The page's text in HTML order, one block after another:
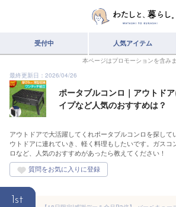
受付中 人気アイテム
本ページはプロモーションを含み
最終更新日：2026/04/26
ポータブルコンロ｜アウトド
イプなど人気のおすすめは？
アウトドアで大活躍してくれポータブルコンロを探して
ウトドアに連れていき、軽く料理もしたいです。ガスコ
ロなど、人気のおすすめがあったら教えてください！
1st